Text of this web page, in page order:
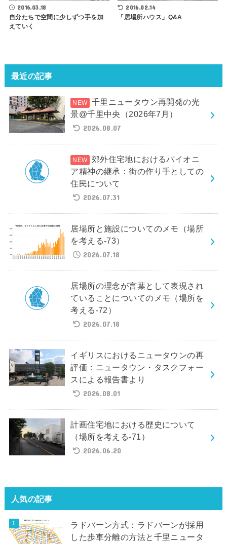
2016.03.18
自分たちで空間に少しずつ手を加
えていく
2016.02.14
「居場所ハウス」Q&A
最近の記事
千里ニュータウン再開発の光
景@千里中央（2026年7月）
2026.08.07
郊外住宅地におけるパイオニ
ア精神の継承：街の作り手としての
住民について
2026.07.31
居場所と施設についてのメモ（場所
を考える-73）
2026.07.18
居場所の理念が言葉として表現され
ていることについてのメモ（場所を
考える-72）
2026.07.18
イギリスにおけるニュータウンの再
評価：ニュータウン・タスクフォー
スによる報告書より
2026.08.01
計画住宅地における歴史について
（場所を考える-71）
2026.06.20
人気の記事
ラドバーン方式：ラドバーンが採用
した歩車分離の方法と千里ニュータ